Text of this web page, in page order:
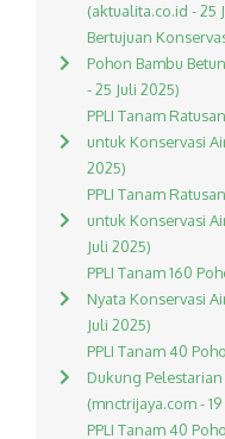
(aktualita.co.id - 25
Bertujuan
Pohon Bambu
- 25 Juli 2025)
PPLI Tanam
untuk Konservasi
2025)
PPLI Tanam
untuk Konservasi
Juli 2025)
PPLI Tanam 160
Nyata Konservasi
Juli 2025)
PPLI Tanam 40
Dukung
(mnctrijaya.com - 19
PPLI Tanam 40